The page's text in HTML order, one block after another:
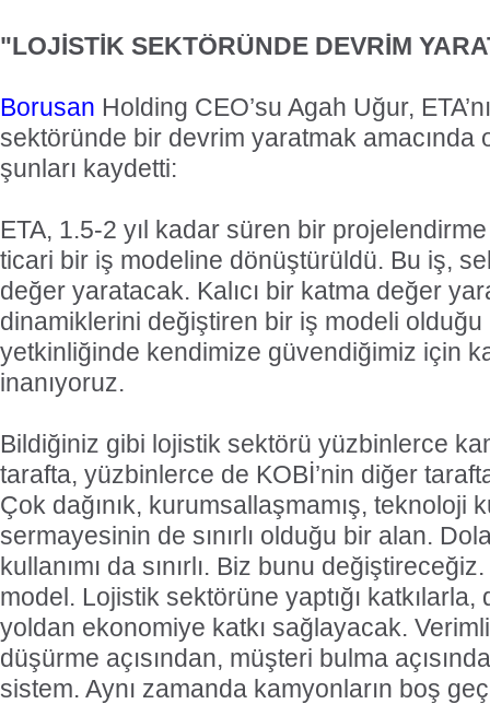
"LOJİSTİK SEKTÖRÜNDE DEVRİM
Borusan Holding CEO’su Agah Uğur,
sektöründe bir devrim yaratmak amacında
şunları kaydetti:
ETA, 1.5-2 yıl kadar süren bir
ticari bir iş modeline dönüştürüldü. Bu iş,
değer yaratacak. Kalıcı bir katma değer
dinamiklerini değiştiren bir iş modeli
yetkinliğinde kendimize güvendiğimiz için
inanıyoruz.
Bildiğiniz gibi lojistik sektörü yüzbinlerce
tarafta, yüzbinlerce de KOBİ’nin diğer
Çok dağınık, kurumsallaşmamış, teknoloji
sermayesinin de sınırlı olduğu bir alan.
kullanımı da sınırlı. Biz bunu
model. Lojistik sektörüne yaptığı katkılarla,
yoldan ekonomiye katkı sağlayacak.
düşürme açısından, müşteri bulma
sistem. Aynı zamanda kamyonların boş